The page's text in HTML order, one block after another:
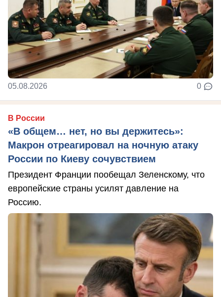
05.08.2026 0
В России
«В общем… нет, но вы держитесь»:
Макрон отреагировал на ночную атаку
России по Киеву сочувствием
Президент Франции пообещал Зеленскому, что
европейские страны усилят давление на
Россию.